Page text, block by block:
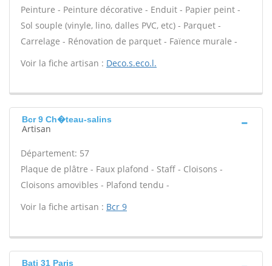
Peinture - Peinture décorative - Enduit - Papier peint -
Sol souple (vinyle, lino, dalles PVC, etc) - Parquet -
Carrelage - Rénovation de parquet - Faïence murale -
Voir la fiche artisan : Deco.s.eco.l.
Bcr 9 Ch�teau-salins
Artisan
Département: 57
Plaque de plâtre - Faux plafond - Staff - Cloisons -
Cloisons amovibles - Plafond tendu -
Voir la fiche artisan : Bcr 9
Bati 31 Paris